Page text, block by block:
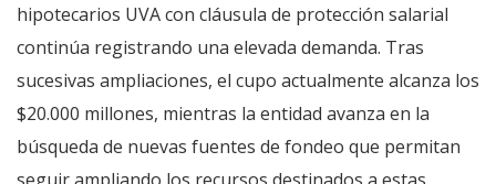
hipotecarios UVA con cláusula de protección salarial
continúa registrando una elevada demanda. Tras
sucesivas ampliaciones, el cupo actualmente alcanza los
$20.000 millones, mientras la entidad avanza en la
búsqueda de nuevas fuentes de fondeo que permitan